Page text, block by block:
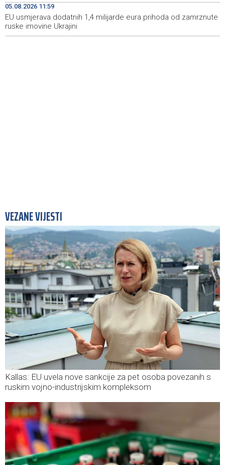
putnika u srpnju
05.08.2026 11:59
EU usmjerava dodatnih 1,4 milijarde eura prihoda od zamrznute
ruske imovine Ukrajini
VEZANE VIJESTI
Kallas: EU uvela nove sankcije za pet osoba povezanih s
ruskim vojno-industrijskim kompleksom